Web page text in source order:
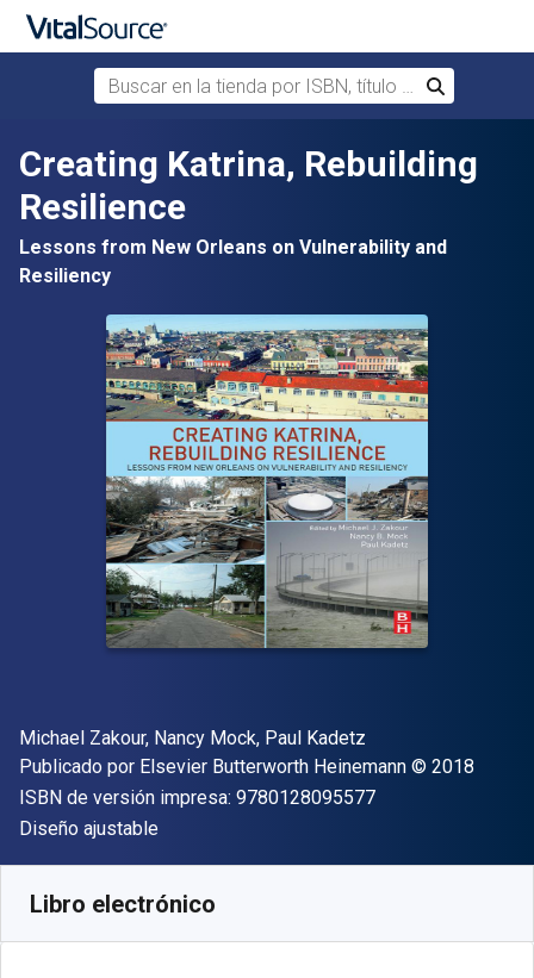
Saltar al contenido principal
Buscar en la tienda por ISBN, título o autor
Buscar
Creating Katrina, Rebuilding
Resilience
Lessons from New Orleans on Vulnerability and
Resiliency
Autor(es)
Michael Zakour, Nancy Mock, Paul Kadetz
Editorial
Publicado por Elsevier Butterworth Heinemann Copyright
© 2018
ISBN de versión impresa: 9780128095577"ISBN-13
Formato
Diseño ajustable
Libro electrónico